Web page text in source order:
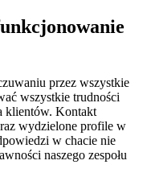
przez wszystkie
wszystkie trudności
klientów. Kontakt
wydzielone profile w
w chacie nie
naszego zespołu